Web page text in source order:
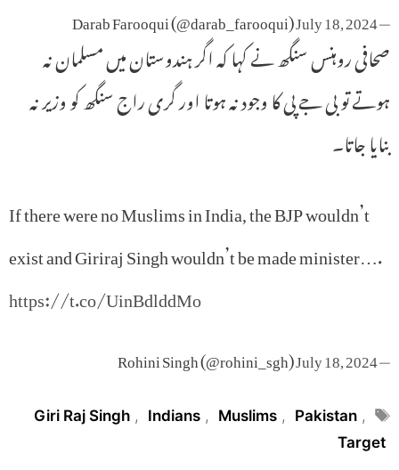
— Darab Farooqui (@darab_farooqui)
July 18, 2024
صحافی روہنس سنگھ نے کہا کہ اگر ہندوستان میں مسلمان نہ
ہوتے تو بی جے پی کا وجود نہ ہوتا اور گری راج سنگھ کو وزیر نہ
بنایا جاتا۔
If there were no Muslims in India, the BJP wouldn’t
exist and Giriraj Singh wouldn’t be made minister….
https://t.co/UinBdlddMo
— Rohini Singh (@rohini_sgh)
July 18, 2024
Tags
Giri Raj Singh , Indians , Muslims , Pakistan ,
Target